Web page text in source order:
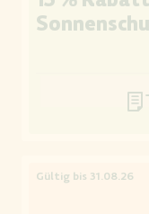
Gültig bis 31.08.26